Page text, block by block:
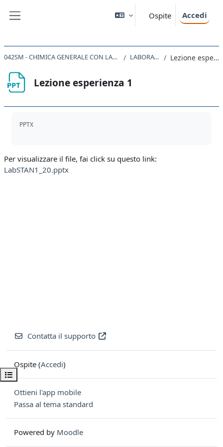
Ospite Accedi
Apri indice del corso
042SM - CHIMICA GENERALE CON LABORATORIO 2021 LABORATORIO Lezione esperienza 1
Lezione esperienza 1
PPTX
Per visualizzare il file, fai click su questo link:
LabSTAN1_20.pptx
Contatta il supporto
Ospite (Accedi)
Ottieni l'app mobile
Passa al tema standard
Powered by Moodle